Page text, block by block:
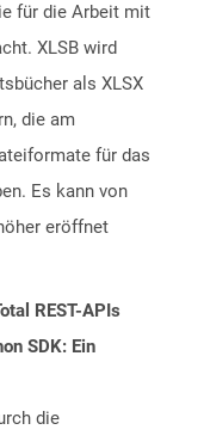
für die Arbeit mit
XLSB wird
als XLSX
die am
für das
Es kann von
eröffnet
REST-APIs
SDK: Ein
die